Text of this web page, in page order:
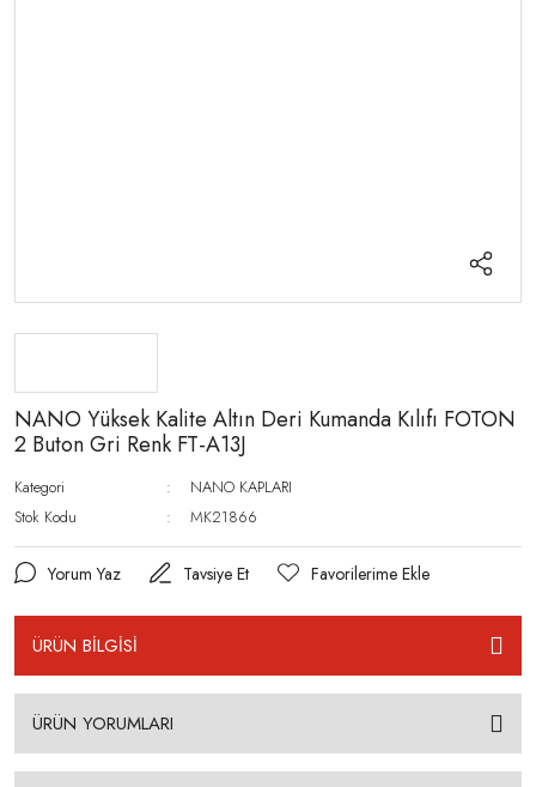
NANO Yüksek Kalite Altın Deri Kumanda Kılıfı FOTON
2 Buton Gri Renk FT-A13J
Kategori
NANO KAPLARI
Stok Kodu
MK21866
Yorum Yaz Tavsiye Et
ÜRÜN BİLGİSİ
ÜRÜN YORUMLARI